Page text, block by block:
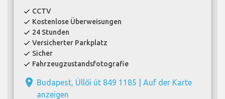
check CCTV
check Kostenlose Überweisungen
check 24 Stunden
check Versicherter Parkplatz
check Sicher
check Fahrzeugzustandsfotografie
place Budapest, Üllői út 849 1185 | Auf der Karte
anzeigen